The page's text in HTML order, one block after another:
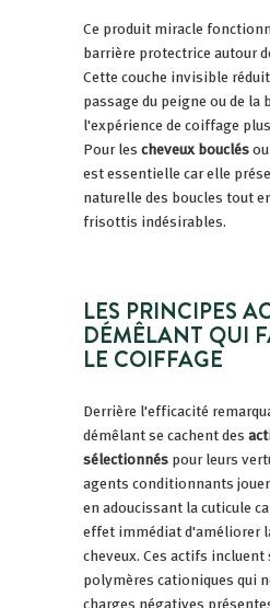
Ce produit miracle
barrière protectrice autour
Cette couche invisible
passage du peigne ou de la
l'expérience de coiffage
Pour lescheveux bouclés
est essentielle car elle
naturelle des boucles tout
frisottis indésirables.
LES PRINCIPES
DÉMÊLANT QUI
LE COIFFAGE
Derrière l'efficacité
démêlant se cachent des
sélectionnéspour leurs
agents conditionnants
en adoucissant la cuticule
effet immédiat d'améliorer
cheveux. Ces actifs incluent
polymères cationiques qui
charges négatives